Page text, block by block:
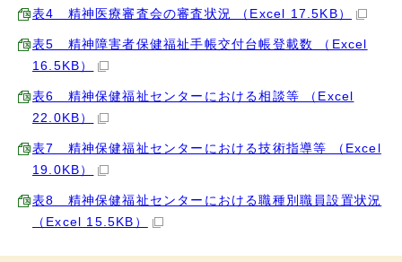
表4 精神医療審査会の審査状況 （Excel 17.5KB）
表5 精神障害者保健福祉手帳交付台帳登載数 （Excel
16.5KB）
表6 精神保健福祉センターにおける相談等 （Excel
22.0KB）
表7 精神保健福祉センターにおける技術指導等 （Excel
19.0KB）
表8 精神保健福祉センターにおける職種別職員設置状況
（Excel 15.5KB）